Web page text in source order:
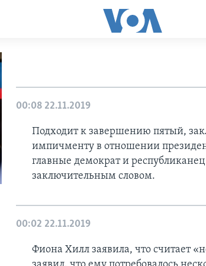
00:08 22.11.2019
Подходит к завершению пятый,
импичменту в отношении
главные демократ и
заключительным словом.
00:02 22.11.2019
Фиона Хилл заявила, что считает